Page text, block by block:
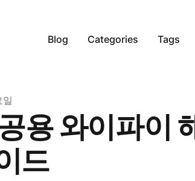
Blog Categories Tags
용 와이파이
드